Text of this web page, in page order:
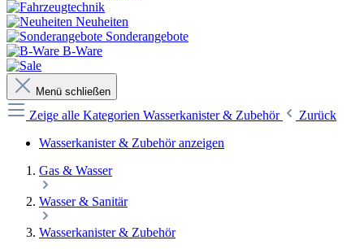
Neuheiten
Sonderangebote
B-Ware
Menü schließen
Zeige alle Kategorien Wasserkanister & Zubehör
Zurück
Wasserkanister & Zubehör anzeigen
Gas & Wasser
Wasser & Sanitär
Wasserkanister & Zubehör